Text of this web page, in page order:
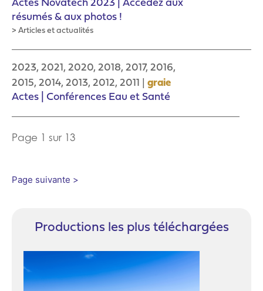
Actes Novatech 2023 | Accédez aux
résumés & aux photos !
> Articles et actualités
2023, 2021, 2020, 2018, 2017, 2016,
2015, 2014, 2013, 2012, 2011 | graie
Actes | Conférences Eau et Santé
Page 1 sur 13
Page suivante >
Productions les plus téléchargées